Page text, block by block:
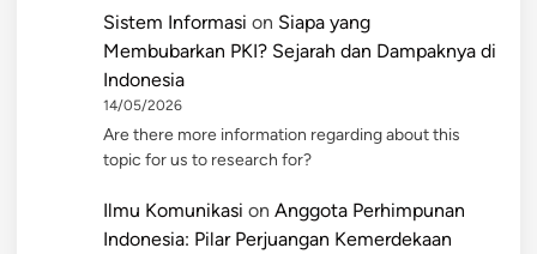
Sistem Informasi on Siapa yang
Membubarkan PKI? Sejarah dan Dampaknya di
Indonesia
14/05/2026
Are there more information regarding about this
topic for us to research for?
Ilmu Komunikasi on Anggota Perhimpunan
Indonesia: Pilar Perjuangan Kemerdekaan